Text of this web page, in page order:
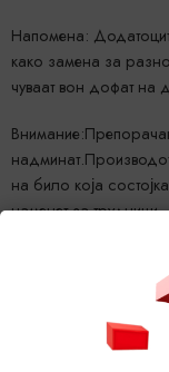
Напомена:
како замена за
чуваат вон дофат на
на било која
наменет за
години.Бојата
неповолно да влијае
Начин на чување: Да
Назив и адреса на